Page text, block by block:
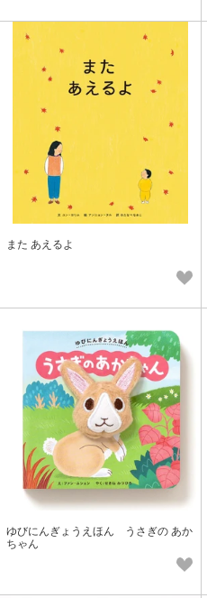
また あえるよ
ゆびにんぎょうえほん うさぎの あか
ちゃん